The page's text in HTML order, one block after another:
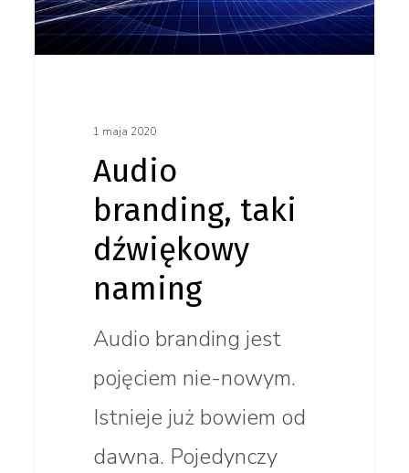
1 maja 2020
Audio
branding, taki
dźwiękowy
naming
Audio branding jest
pojęciem nie-nowym.
Istnieje już bowiem od
dawna. Pojedynczy